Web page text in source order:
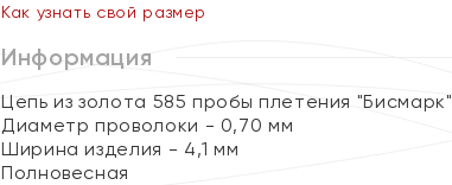
Как узнать свой размер
Информация
Цепь из золота 585 пробы плетения "Бисмарк"
Диаметр проволоки - 0,70 мм
Ширина изделия - 4,1 мм
Полновесная